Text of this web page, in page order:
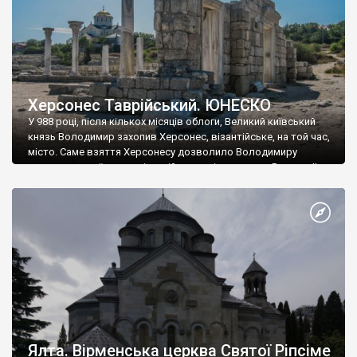
Херсонес Таврійський. ЮНЕСКО
У 988 році, після кількох місяців облоги, Великий київський
князь Володимир захопив Херсонес, візантійське, на той час,
місто. Саме взяття Херсонесу дозволило Володимиру
диктувати свої умови візантійському імператору Василю ІІ, та
Херсонесі Володимир-язичник, став Василем-християнином.
А потім було Хрещення Русі. На честь Херсонесу Таврійського
Ялта. Вірменська церква Святої Ріпсіме